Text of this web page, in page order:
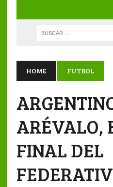
HOME FUTBOL
ARÉVALO,
FINAL DEL